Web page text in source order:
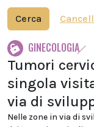
Cerca
GINECOLOGIA
Tumori
singola
via di
Nelle zone in via di